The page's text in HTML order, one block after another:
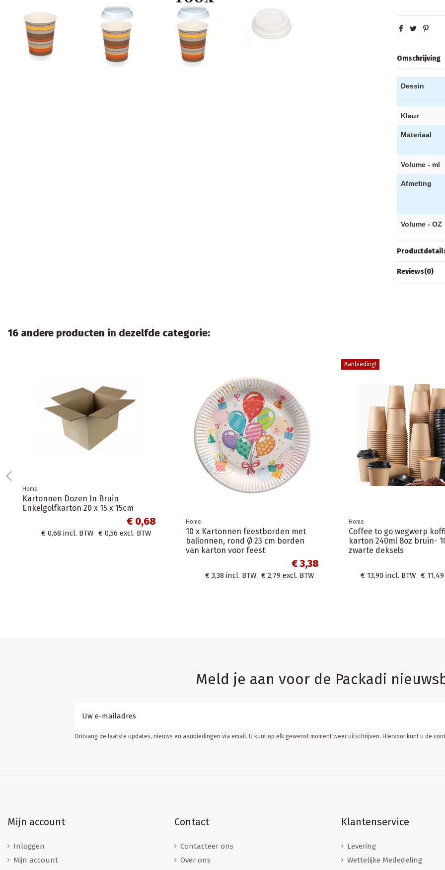
Omschrijving
Dessin
Kleur
Materiaal
Volume - ml
Afmeting
Volume - OZ
Reviews(0)
16 andere producten in dezelfde categorie:
Home
Kartonnen Dozen In Bruin
Enkelgolfkarton 20 x 15 x 15cm
€ 0,68
€ 0,68 incl. BTW € 0,56 excl. BTW
Home
10 x Kartonnen feestborden met
ballonnen, rond Ø 23 cm borden
van karton voor feest
€ 3,38
€ 3,38 incl. BTW € 2,79 excl. BTW
Aanbieding!
Home
Coffee to go wegwerp
karton 240ml 8oz bruin-
zwarte deksels
€ 13,90 incl. BTW € 11,49
Meld je aan voor de Packadi
Ontvang de laatste updates, nieuws en aanbiedingen via email. U kunt op elk gewenst moment weer uitschrijven. Hiervoor kunt u de
Mijn account
Inloggen
Mijn account
Contact
Contacteer ons
Over ons
Klantenservice
Levering
Wettelijke Mededeling